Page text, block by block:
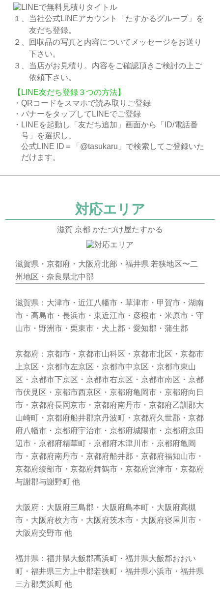
１、当社公式LINEアカウント「たすかるグループ」を
友だち登録。
２、回収品の写真と内容についてメッセージをお送り
下さい。
３、当店がお見積り。内容をご確認頂きご検討の上ご
依頼下さい。
【LINE友だち登録３つの方法】
・QRコードをスマホで読み取りご登録
・バナーをタップしてLINEでご登録
・LINEを起動し「友だち追加」画面から「ID/電話番
号」を選択し、
公式LINE ID＝「@tasukaru」で検索してご登録いた
だけます。
対応エリア
滋賀 京都 かたづけ屋たすかる
滋賀県・京都府・大阪府北部・福井県 若狭地区〜二
州地区・奈良県北中部
滋賀県：大津市・近江八幡市・草津市・甲賀市・湖南
市・高島市・長浜市・東近江市・彦根市・米原市・守
山市・野洲市・栗東市・犬上郡・愛知郡・蒲生郡
京都府：京都市・京都市山科区・京都市北区・京都市
上京区・京都市左京区・京都市中京区・京都市東山
区・京都市下京区・京都市右京区・京都市南区・京都
市伏見区・京都市西京区・京都府亀岡市・京都府向日
市・京都府長岡京市・京都府南丹市・京都府乙訓郡大
山崎町・京都府船井郡京丹波町・京都府久世郡・京都
府八幡市・京都府宇治市・京都府城陽市・京都府京田
辺市・京都府精華町・京都府木津川市・京都府亀岡
市・京都府南丹市・京都府船井郡・京都府福知山市・
京都府綾部市・京都府舞鶴市・京都府宮津市・京都府
与謝郡与謝野町 他
大阪府：大阪府三島郡・大阪府島本町・大阪府高槻
市・大阪府枚方市・大阪府茨木市・大阪府寝屋川市・
大阪府交野市 他
福井県：福井県大飯郡高浜町・福井県大飯郡おおい
町・福井県三方上中郡若狭町・福井県小浜市・福井県
三方郡美浜町 他